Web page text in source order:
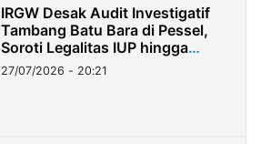
IRGW Desak Audit Investigatif
Tambang Batu Bara di Pessel,
Soroti Legalitas IUP hingga
Stockpile
27/07/2026 - 20:21